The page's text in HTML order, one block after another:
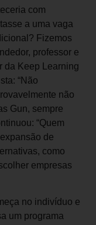
com
a uma vaga
Fizemos
professor e
da Keep Learning
“Não
não
Gun, sempre
“Quem
de
como
empresas
no indivíduo e
um programa